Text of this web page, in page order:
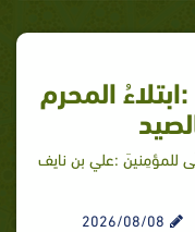
المحرم
للمؤمِنينَ :علي بن نايف
2026/08/08